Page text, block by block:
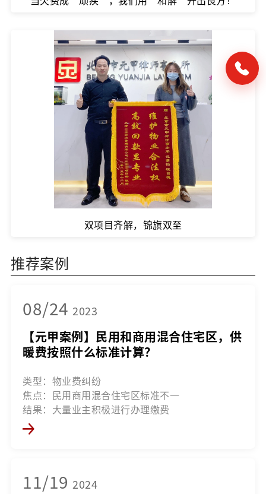
双项目齐解，锦旗双至
推荐案例
08/24 2023
【元甲案例】民用和商用混合住宅区，供
暖费按照什么标准计算？
类型：物业费纠纷
焦点：民用商用混合住宅区标准不一
结果：大量业主积极进行办理缴费
11/19 2024